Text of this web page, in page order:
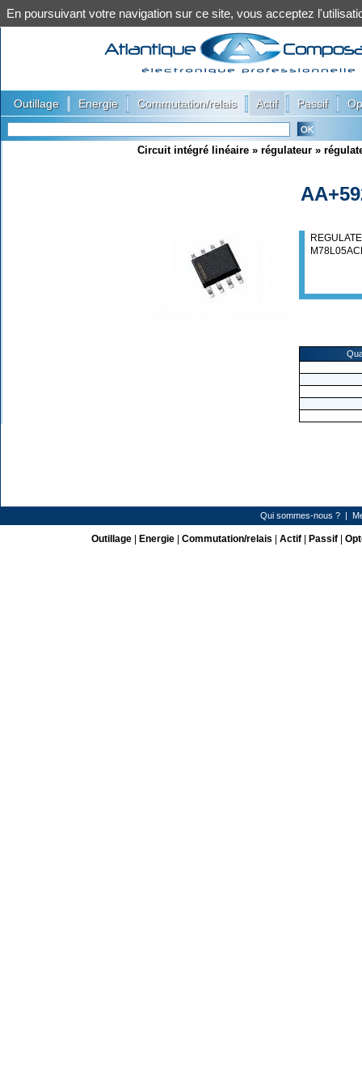
Outillage Energie Commutation/relais Actif Passif
Circuit intégré linéaire » régulateur »
Qui sommes-nous ? |
Outillage| Energie| Commutation/relais Actif| Passif|
En poursuivant votre navigation sur ce site, vous acceptez